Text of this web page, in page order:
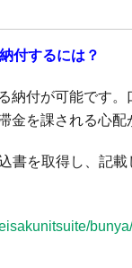
付するには？
納付が可能です
金を課される心配
書を取得し、記